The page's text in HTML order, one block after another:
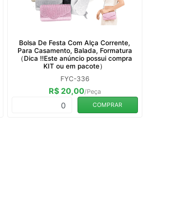
Bolsa De Festa Com Alça Corrente,
Para Casamento, Balada, Formatura
（Dica ‼️Este anúncio possui compra
KIT ou em pacote）
FYC-336
R$ 20,00/Peça
0 COMPRAR